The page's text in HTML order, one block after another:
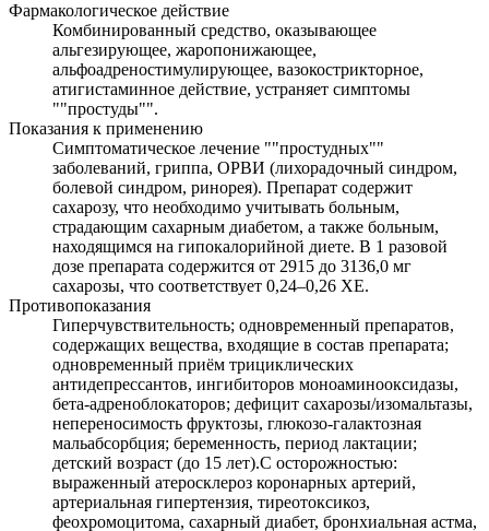
Фармакологическое действие
Комбинированный средство, оказывающее
альгезирующее, жаропонижающее,
альфоадреностимулирующее, вазокострикторное,
атигистаминное действие, устраняет симптомы
""простуды"".
Показания к применению
Симптоматическое лечение ""простудных""
заболеваний, гриппа, ОРВИ (лихорадочный синдром,
болевой синдром, ринорея). Препарат содержит
сахарозу, что необходимо учитывать больным,
страдающим сахарным диабетом, а также больным,
находящимся на гипокалорийной диете. В 1 разовой
дозе препарата содержится от 2915 до 3136,0 мг
сахарозы, что соответствует 0,24–0,26 ХЕ.
Противопоказания
Гиперчувствительность; одновременный препаратов,
содержащих вещества, входящие в состав препарата;
одновременный приём трициклических
антидепрессантов, ингибиторов моноаминооксидазы,
бета-адреноблокаторов; дефицит сахарозы/изомальтазы,
непереносимость фруктозы, глюкозо-галактозная
мальабсорбция; беременность, период лактации;
детский возраст (до 15 лет).С осторожностью:
выраженный атеросклероз коронарных артерий,
артериальная гипертензия, тиреотоксикоз,
феохромоцитома, сахарный диабет, бронхиальная астма,